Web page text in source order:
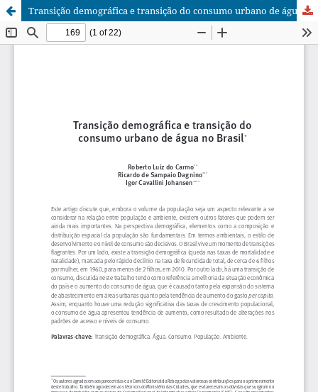
Transição demográfica e transição do consumo urbano de água no Brasil